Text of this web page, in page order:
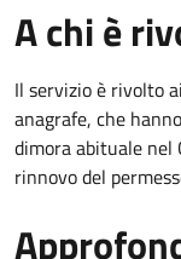
A chi è
Il servizio è rivolto
anagrafe, che
dimora abituale nel
rinnovo del